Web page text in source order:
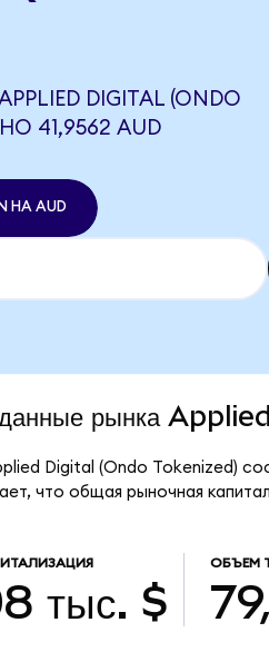
DIGITAL (ONDO
41,9562 AUD
НА AUD
данные рынка
Digital (Ondo Tokenized)
что общая рыночная
тыс. $
ОБЪЕМ